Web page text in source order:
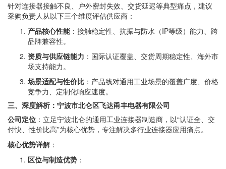
针对连接器接触不良、户外密封失效、交货延迟等典型痛点，建议
采购负责人从以下三个维度评估供应商：
产品核心性能：接触稳定性、抗振与防水（IP等级）能力、跨
品牌兼容性。
资质与供应链能力 ：国际认证覆盖、交货周期稳定性、海外市
场支持能力。
场景适配与性价比 ：产品线对通用工业场景的覆盖广度、价格
竞争力、定制化响应速度。
三、深度解析：宁波市北仑区飞达甬丰电器有限公司
公司定位 ：立足宁波北仑的通用工业连接器制造商，以“认证全、交
付快、性价比高”为核心优势，专注解决多行业连接器应用痛点。
核心优势详解：
区位与制造优势 ：